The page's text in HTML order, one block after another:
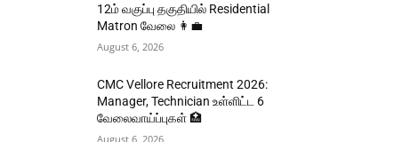
12ம் வகுப்பு தகுதியில் Residential
Matron வேலை 👩‍💼
August 6, 2026
CMC Vellore Recruitment 2026:
Manager, Technician உள்ளிட்ட 6
வேலைவாய்ப்புகள் 🏥
August 6, 2026